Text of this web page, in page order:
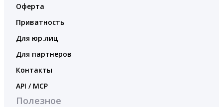
Оферта
Приватность
Для юр.лиц
Для партнеров
Контакты
API / MCP
Полезное